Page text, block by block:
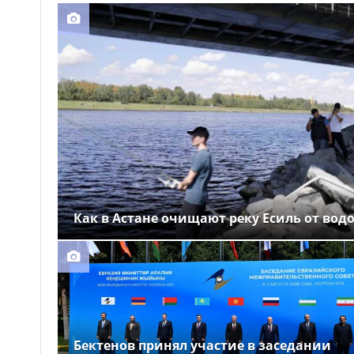
Как в Астане очищают реку Есиль от
Бектенов принял участие в заседании